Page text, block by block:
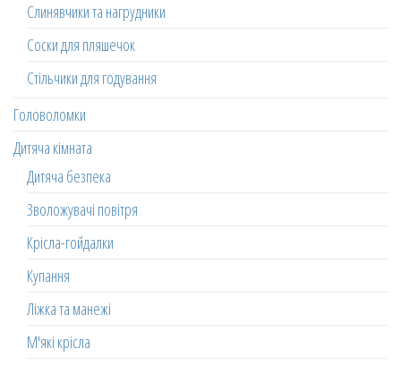
Слинявчики та нагрудники
Соски для пляшечок
Стільчики для годування
Головоломки
Дитяча кімната
Дитяча безпека
Зволожувачі повітря
Крісла-гойдалки
Купання
Ліжка та манежі
М'які крісла